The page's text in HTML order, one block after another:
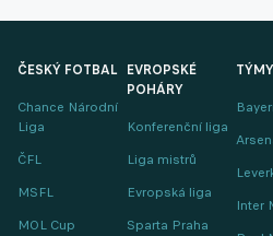
ČESKÝ FOTBAL
Chance Národní
Liga
ČFL
MSFL
MOL Cup
EVROPSKÉ
POHÁRY
Konferenční liga
Liga mistrů
Evropská liga
Sparta Praha
TÝMY
Inter